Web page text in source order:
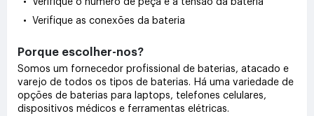
• Verifique as conexões da bateria
Porque escolher-nos?
Somos um fornecedor profissional de baterias, atacado e
varejo de todos os tipos de baterias. Há uma variedade de
opções de baterias para laptops, telefones celulares,
dispositivos médicos e ferramentas elétricas.